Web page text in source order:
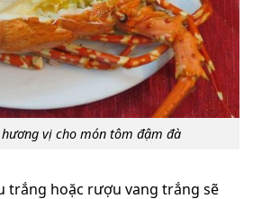
vị cho món tôm đậm đà
trắng hoặc rượu vang trắng sẽ